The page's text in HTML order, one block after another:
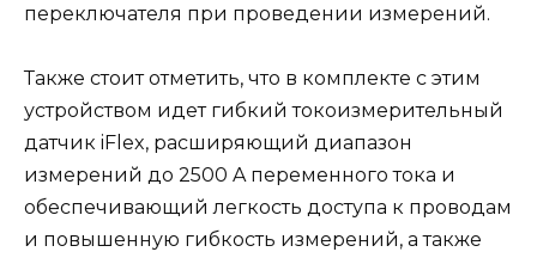
переключателя при проведении измерений.
Также стоит отметить, что в комплекте с этим
устройством идет гибкий токоизмерительный
датчик iFlex, расширяющий диапазон
измерений до 2500 A переменного тока и
обеспечивающий легкость доступа к проводам
и повышенную гибкость измерений, а также